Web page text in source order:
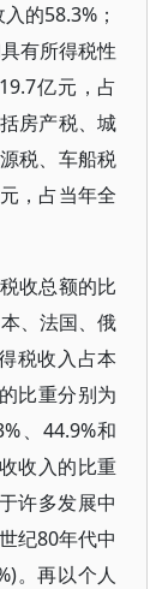
的58.3%；
有所得税性
亿元，占
房产税、城
税、车船税
，占当年全
收总额的比
、法国、俄
税收入占本
比重分别为
、44.9%和
收入的比重
许多发展中
纪80年代中
。再以个人